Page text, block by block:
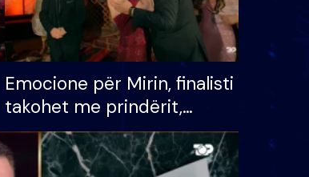
Emocione për Mirin, finalisti
takohet me prindërit,
vajzën dhe bashkëshorten:
S’kemi ndonjë letër divorci